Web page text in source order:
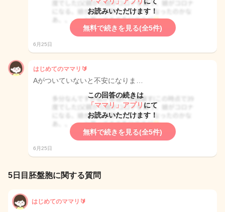
お読みいただけます！
無料で続きを見る(全5件)
6月25日
はじめてのママリ🔰
Aがついていないと不安になりま…
この回答の続きは
「ママリ」アプリ にて
お読みいただけます！
無料で続きを見る(全5件)
6月25日
5日目胚盤胞に関する質問
はじめてのママリ🔰